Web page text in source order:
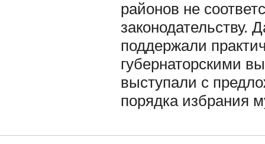
районов не
законодательству.
поддержали
губернаторскими
выступали с
порядка избрания